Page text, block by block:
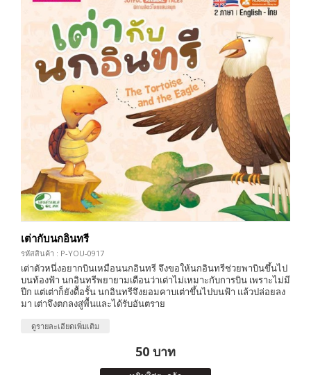
เต่ากับนกอินทรี
รหัสสินค้า : P-YOU-0917
เต่าตัวหนึ่งอยากบินเหมือนนกอินทรี จึงขอให้นกอินทรีช่วยพาบินขึ้นไป
บนท้องฟ้า นกอินทรีพยายามเตือนว่าเต่าไม่เหมาะกับการบิน เพราะไม่มี
ปีก แต่เต่าก็ยังดื้อรั้น นกอินทรีจึงยอมคาบเต่าขึ้นไปบนฟ้า แล้วปล่อยลง
มา เต่าจึงตกลงสู่พื้นและได้รับอันตราย
ดูรายละเอียดเพิ่มเติม
50 บาท